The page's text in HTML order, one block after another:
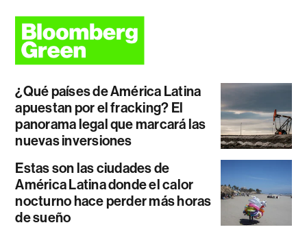
¿Qué países de América Latina
apuestan por el fracking? El
panorama legal que marcará las
nuevas inversiones
Estas son las ciudades de
América Latina donde el calor
nocturno hace perder más horas
de sueño